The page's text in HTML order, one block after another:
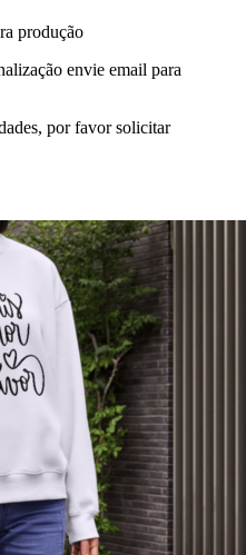
produção
envie email para
por favor solicitar